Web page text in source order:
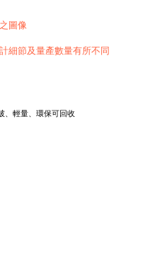
圖像
細節及量產數量有所不同
、輕量、環保可回收